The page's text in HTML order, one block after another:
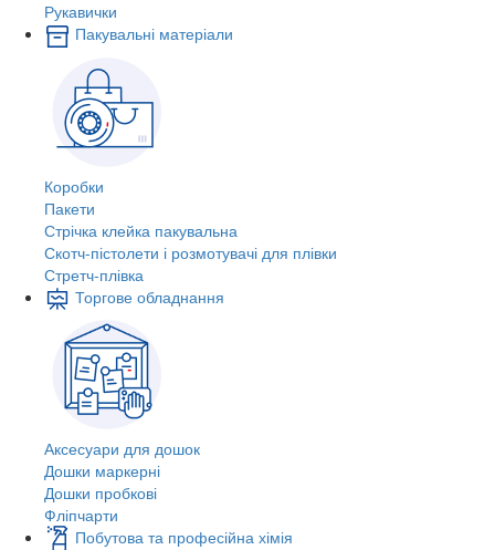
Рукавички
Пакувальні матеріали
Коробки
Пакети
Стрічка клейка пакувальна
Скотч-пістолети і розмотувачі для плівки
Стретч-плівка
Торгове обладнання
Аксесуари для дошок
Дошки маркерні
Дошки пробкові
Фліпчарти
Побутова та професійна хімія